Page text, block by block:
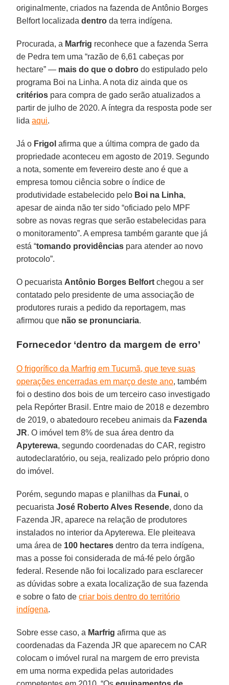
originalmente, criados na fazenda de Antônio Borges
Belfort localizadadentro da terra indígena.
Procurada, a Marfrig reconhece que a fazenda Serra
de Pedra tem uma “razão de 6,61 cabeças por
hectare” — mais do que o dobro do estipulado pelo
programa Boi na Linha. A nota diz ainda que os
critérios para compra de gado serão atualizados a
partir de julho de 2020. A íntegra da resposta pode ser
lidaaqui.
Já o Frigol afirma que a última compra de gado da
propriedade aconteceu em agosto de 2019. Segundo
a nota, somente em fevereiro deste ano é que a
empresa tomou ciência sobre o índice de
produtividade estabelecido pelo Boi na Linha,
apesar de ainda não ter sido “oficiado pelo MPF
sobre as novas regras que serão estabelecidas para
o monitoramento”. A empresa também garante que já
está “tomando providências para atender ao novo
protocolo”.
O pecuarista Antônio Borges Belfort chegou a ser
contatado pelo presidente de uma associação de
produtores rurais a pedido da reportagem, mas
afirmou que não se pronunciaria.
Fornecedor ‘dentro da margem de erro’
O frigorífico da Marfrig em Tucumã, que teve suas
operações encerradas em março deste ano, também
foi o destino dos bois de um terceiro caso investigado
pela Repórter Brasil. Entre maio de 2018 e dezembro
de 2019, o abatedouro recebeu animais da Fazenda
JR. O imóvel tem 8% de sua área dentro da
Apyterewa, segundo coordenadas do CAR, registro
autodeclaratório, ou seja, realizado pelo próprio dono
do imóvel.
Porém, segundo mapas e planilhas da Funai, o
pecuaristaJosé Roberto Alves Resende, dono da
Fazenda JR, aparece na relação de produtores
instalados no interior da Apyterewa. Ele pleiteava
uma área de 100 hectares dentro da terra indígena,
mas a posse foi considerada de má-fé pelo órgão
federal. Resende não foi localizado para esclarecer
as dúvidas sobre a exata localização de sua fazenda
e sobre o fato decriar bois dentro do território
indígena.
Sobre esse caso, a Marfrig afirma que as
coordenadas da Fazenda JR que aparecem no CAR
colocam o imóvel rural na margem de erro prevista
em uma norma expedida pelas autoridades